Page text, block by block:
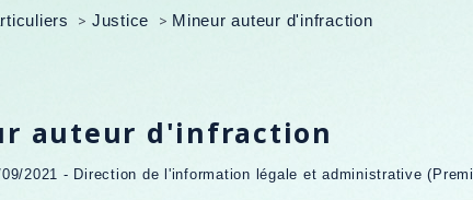
> Justice > Mineur auteur d'infraction
auteur d'infraction
2021 - Direction de l'information légale et administrative